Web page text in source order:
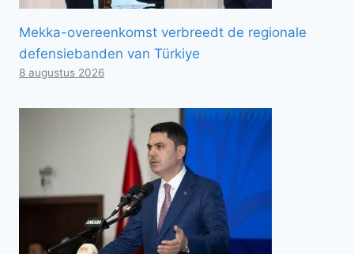
Mekka-overeenkomst verbreedt de regionale
defensiebanden van Türkiye
8 augustus 2026